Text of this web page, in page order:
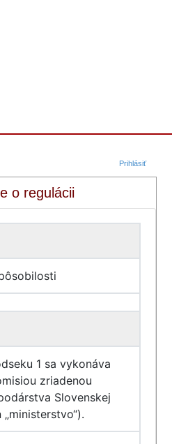
Prihlásiť
o regulácii
1 sa vykonáva
zriadenou
Slovenskej